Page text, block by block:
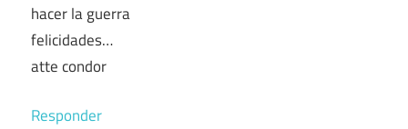
hacer la guerra
felicidades…
atte condor
Responder